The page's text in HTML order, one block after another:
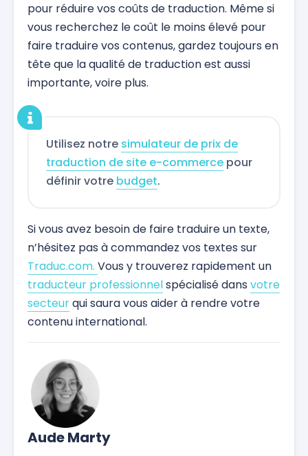
pour réduire vos coûts de traduction. Même si
vous recherchez le coût le moins élevé pour
faire traduire vos contenus, gardez toujours en
tête que la qualité de traduction est aussi
importante, voire plus.
Utilisez notre simulateur de prix de
traduction de site e-commerce pour
définir votre budget.
Si vous avez besoin de faire traduire un texte,
n’hésitez pas à commandez vos textes sur
Traduc.com. Vous y trouverez rapidement un
traducteur professionnelspécialisé dans votre
secteurqui saura vous aider à rendre votre
contenu international.
Aude Marty